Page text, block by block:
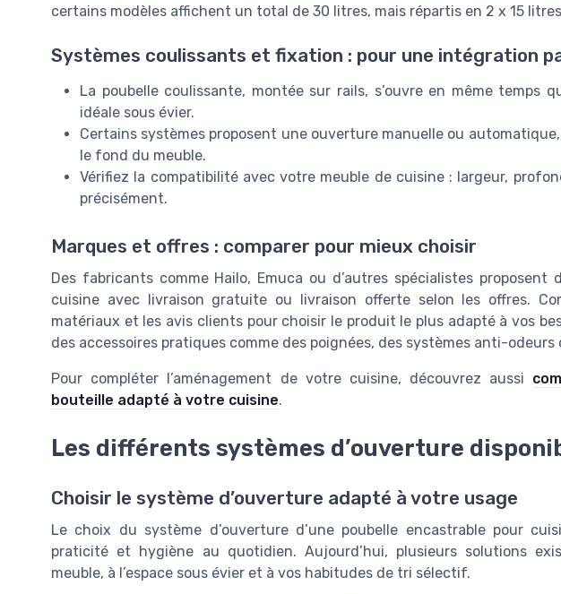
certains modèles affichent un total de 30 litres, mais répartis en 2 x 15
Systèmes coulissants et fixation : pour une intégration
La poubelle coulissante, montée sur rails, s’ouvre en même temps
idéale sous évier.
Certains systèmes proposent une ouverture manuelle ou
le fond du meuble.
Vérifiez la compatibilité avec votre meuble de cuisine : largeur,
précisément.
Marques et offres : comparer pour mieux choisir
Des fabricants comme Hailo, Emuca ou d’autres spécialistes proposent
cuisine avec livraison gratuite ou livraison offerte selon les offres.
matériaux et les avis clients pour choisir le produit le plus adapté à vos
des accessoires pratiques comme des poignées, des systèmes anti-
Pour compléter l’aménagement de votre cuisine, découvrez aussi
bouteille adapté à votre cuisine.
Les différents systèmes d’ouverture
Choisir le système d’ouverture adapté à votre usage
Le choix du système d’ouverture d’une poubelle encastrable pour
praticité et hygiène au quotidien. Aujourd’hui, plusieurs solutions
meuble, à l’espace sous évier et à vos habitudes de tri sélectif.